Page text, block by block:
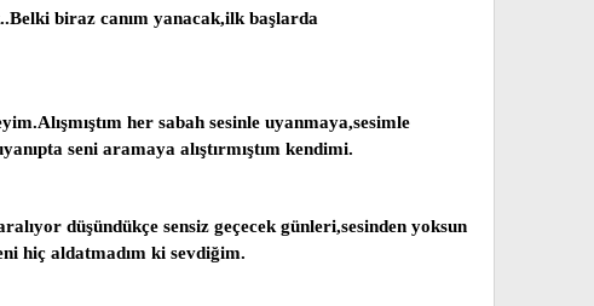
biraz canım yanacak,ilk başlarda
her sabah sesinle uyanmaya,sesimle
seni aramaya alıştırmıştım kendimi.
düşündükçe sensiz geçecek günleri,sesinden yoksun
hiç aldatmadım ki sevdiğim.